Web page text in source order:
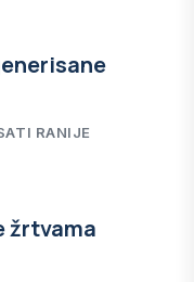
RANIJE
žrtvama